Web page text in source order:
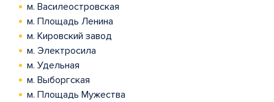
м. Василеостровская
м. Площадь Ленина
м. Кировский завод
м. Электросила
м. Удельная
м. Выборгская
м. Площадь Мужества